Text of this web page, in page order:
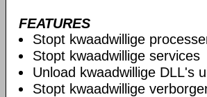
FEATURES
Stopt kwaadwillige
Stopt kwaadwillige services
Unload kwaadwillige DLL's
Stopt kwaadwillige